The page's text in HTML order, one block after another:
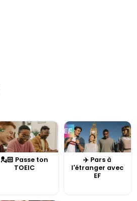
💂🏻 Passe ton
TOEIC
✈️ Pars à
l'étranger avec
EF